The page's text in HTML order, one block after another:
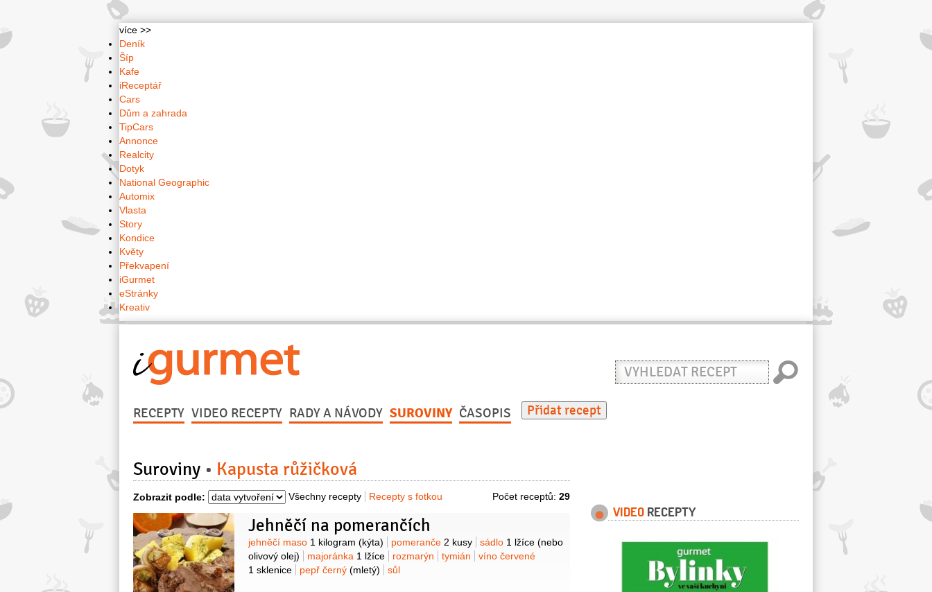
více >>
Deník
Šíp
Kafe
iReceptář
Cars
Dům a zahrada
TipCars
Annonce
Realcity
Dotyk
National Geographic
Automix
Vlasta
Story
Kondice
Květy
Překvapení
iGurmet
eStránky
Kreativ
Vyhledat
recept
RECEPTY VIDEO RECEPTY RADY A NÁVODY SUROVINY ČASOPIS Přidat recept
Suroviny Kapusta růžičková
Zobrazit podle: Všechny recepty Recepty s fotkou Počet receptů: 29
Jehněčí na pomerančích
Suroviny
jehněčí maso 1 kilogram (kýta) pomeranče 2 kusy sádlo 1 lžíce (nebo
olivový olej)
majoránka 1 lžíce rozmarýn tymián
víno červené
1 sklenice
pepř černý (mletý) sůl
VIDEO RECEPTY